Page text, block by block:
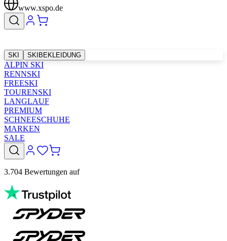
www.xspo.de
SKI SKIBEKLEIDUNG
ALPIN SKI
RENNSKI
FREESKI
TOURENSKI
LANGLAUF
PREMIUM
SCHNEESCHUHE
MARKEN
SALE
3.704 Bewertungen auf